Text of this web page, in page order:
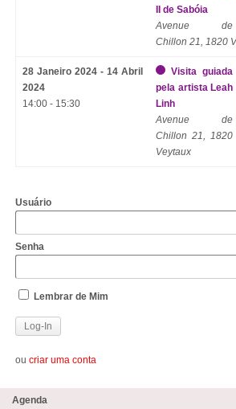
II de Sabóia
Avenue de
Chillon 21, 1820
28 Janeiro 2024 - 14 Abril
2024
14:00 - 15:30
Visita guiada
pela artista Leah
Linh
Avenue de
Chillon 21, 1820
Veytaux
Usuário
Senha
Lembrar de Mim
ou criar uma conta
Agenda